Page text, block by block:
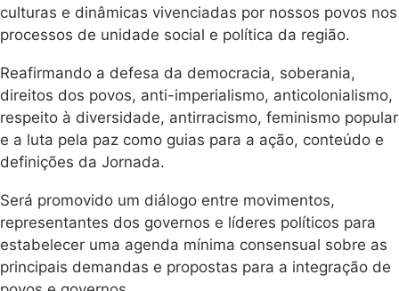
culturas e dinâmicas vivenciadas por nossos povos nos
processos de unidade social e política da região.
Reafirmando a defesa da democracia, soberania,
direitos dos povos, anti-imperialismo, anticolonialismo,
respeito à diversidade, antirracismo, feminismo popular
e a luta pela paz como guias para a ação, conteúdo e
definições da Jornada.
Será promovido um diálogo entre movimentos,
representantes dos governos e líderes políticos para
estabelecer uma agenda mínima consensual sobre as
principais demandas e propostas para a integração de